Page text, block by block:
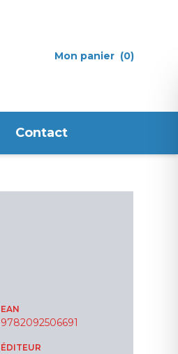
Mon panier (0)
Contact
EAN
9782092506691
ÉDITEUR